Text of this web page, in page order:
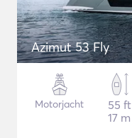
Azimut 53 Fly
Motorjacht
55 ft
17 m